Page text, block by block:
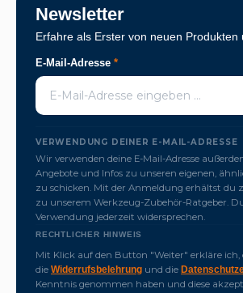
Newsletter
Erfahre als Erster von neuen Produkten
E-Mail-Adresse *
VERWENDUNG DEINER E-MAIL-ADRESSE
Wir verwenden deine E-Mail-Adresse
Angebote und Infos zu unseren eigenen,
zu schicken. Mit der Anmeldung erhältst du
zu unserem Werkzeug-Zubehör-Ratgeber.
Verwendung jederzeit widersprechen.
RECHTLICHER HINWEIS
Mit Klick auf den Button "Weiter" erkläre ich,
die Widerrufsbelehrung und die
Kenntnis genommen haben und diese